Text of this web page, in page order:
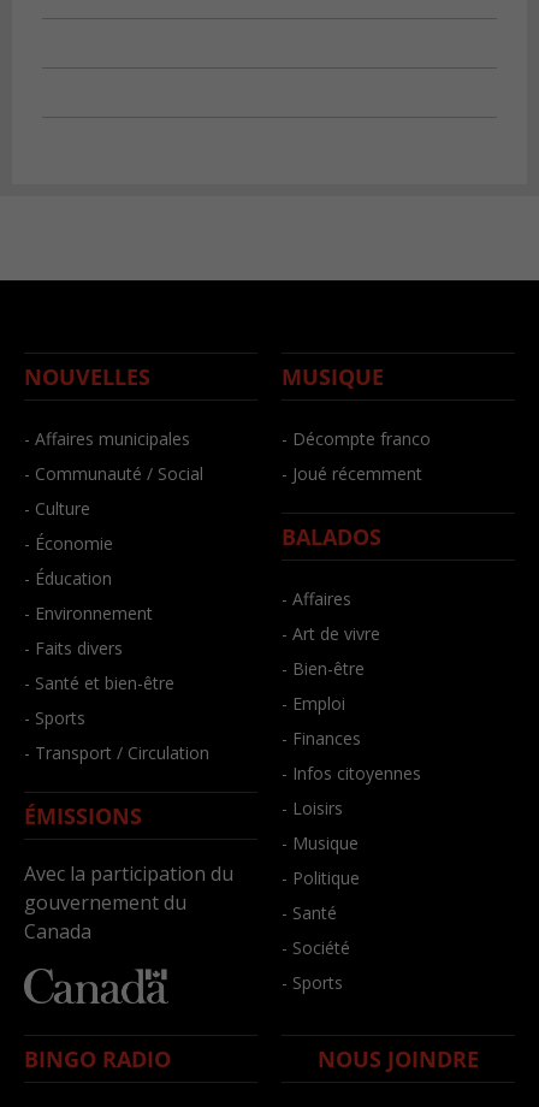
NOUVELLES
- Affaires municipales
- Communauté / Social
- Culture
- Économie
- Éducation
- Environnement
- Faits divers
- Santé et bien-être
- Sports
- Transport / Circulation
ÉMISSIONS
Avec la participation du
gouvernement du
Canada
MUSIQUE
- Décompte franco
- Joué récemment
BALADOS
- Affaires
- Art de vivre
- Bien-être
- Emploi
- Finances
- Infos citoyennes
- Loisirs
- Musique
- Politique
- Santé
- Société
- Sports
BINGO RADIO NOUS JOINDRE